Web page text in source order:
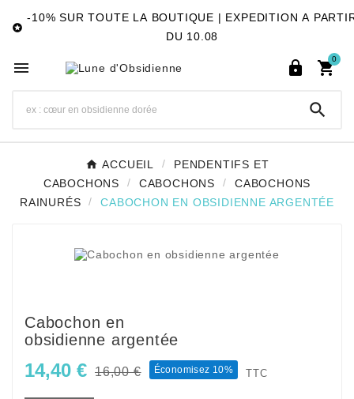

-10% SUR TOUTE LA BOUTIQUE | EXPEDITION A
DU 10.08
  0

ACCUEIL
PENDENTIFS ET
CABOCHONS
CABOCHONS
CABOCHONS
RAINURÉS
CABOCHON EN OBSIDIENNE ARGENTÉE
Cabochon en
obsidienne argentée
14,40 € 16,00 € Économisez 10% TTC